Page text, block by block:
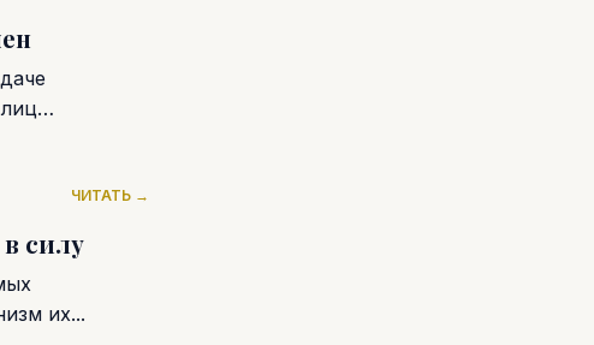
ЧИТАТЬ →
силу
их...